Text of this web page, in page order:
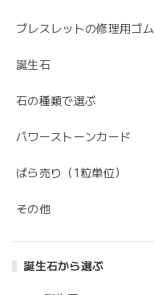
ブレスレットの修理用ゴム
誕生石
石の種類で選ぶ
パワーストーンカード
ばら売り（1粒単位）
その他
誕生石から選ぶ